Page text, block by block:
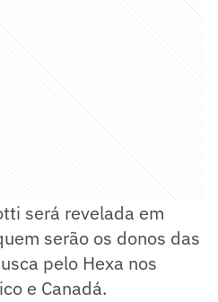
será revelada em
serão os donos das
pelo Hexa nos
e Canadá.